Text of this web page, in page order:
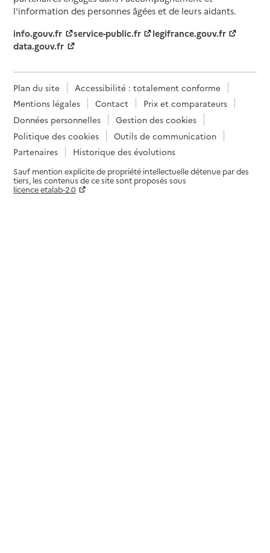
l'information des personnes âgées et de leurs aidants.
info.gouv.fr
service-public.fr
legifrance.gouv.fr
data.gouv.fr
Plan du site
Accessibilité : totalement conforme
Mentions légales
Contact
Prix et comparateurs
Données personnelles
Gestion des cookies
Politique des cookies
Outils de communication
Partenaires
Historique des évolutions
Sauf mention explicite de propriété intellectuelle détenue par des
tiers, les contenus de ce site sont proposés sous
licence etalab-2.0